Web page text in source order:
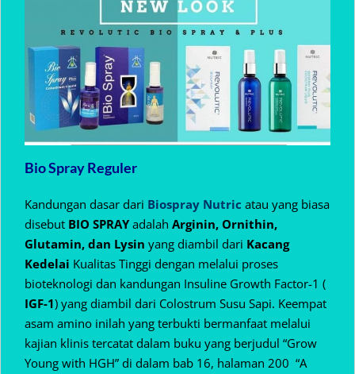
Bio Spray Reguler
Kandungan dasar dari Biospray Nutric atau yang biasa
disebut BIO SPRAYadalah Arginin, Ornithin,
Glutamin, dan Lysin yang diambil dari Kacang
Kedelai Kualitas Tinggi dengan melalui proses
bioteknologi dan kandungan Insuline Growth Factor-1 (
IGF-1) yang diambil dari Colostrum Susu Sapi. Keempat
asam amino inilah yang terbukti bermanfaat melalui
kajian klinis tercatat dalam buku yang berjudul “Grow
Young with HGH” di dalam bab 16, halaman 200 “A